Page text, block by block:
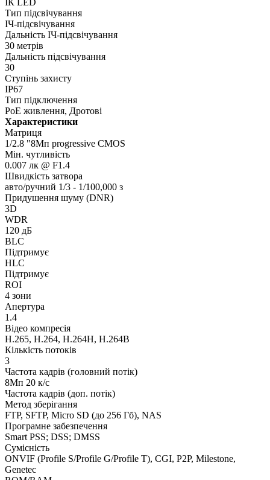
Тип підсвічування
IЧ-підсвічування
Дальність ІЧ-підсвічування
30 метрів
Дальність підсвічування
30
Ступінь захисту
IP67
Тип підключення
PoE живлення, Дротові
Характеристики
Матриця
1/2.8 "8Мп progressive CMOS
Мін. чутливість
0.007 лк @ F1.4
Швидкість затвора
авто/ручний 1/3 - 1/100,000 з
Придушення шуму (DNR)
3D
WDR
120 дБ
BLC
Підтримує
HLC
Підтримує
ROI
4 зони
Апертура
1.4
Відео компресія
H.265, H.264, H.264H, H.264B
Кількість потоків
3
Частота кадрів (головний потік)
8Мп 20 к/с
Частота кадрів (доп. потік)
Метод зберігання
FTP, SFTP, Micro SD (до 256 Гб), NAS
Програмне забезпечення
Smart PSS; DSS; DMSS
Сумісність
ONVIF (Profile S/Profile G/Profile T), CGI, P2P, Milestone,
Genetec